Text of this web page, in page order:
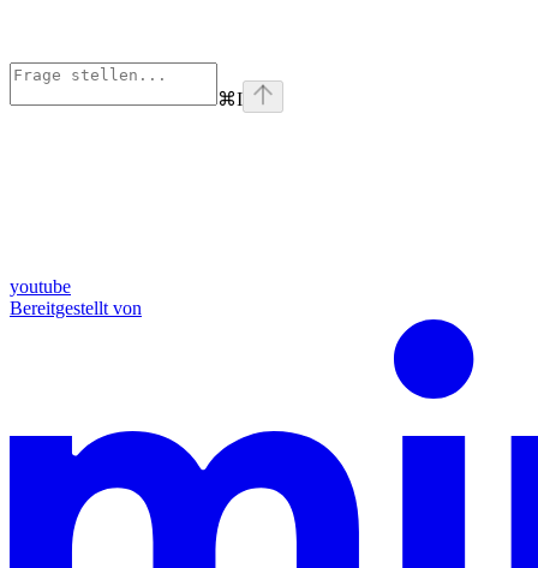
⌘I
youtube
Bereitgestellt von